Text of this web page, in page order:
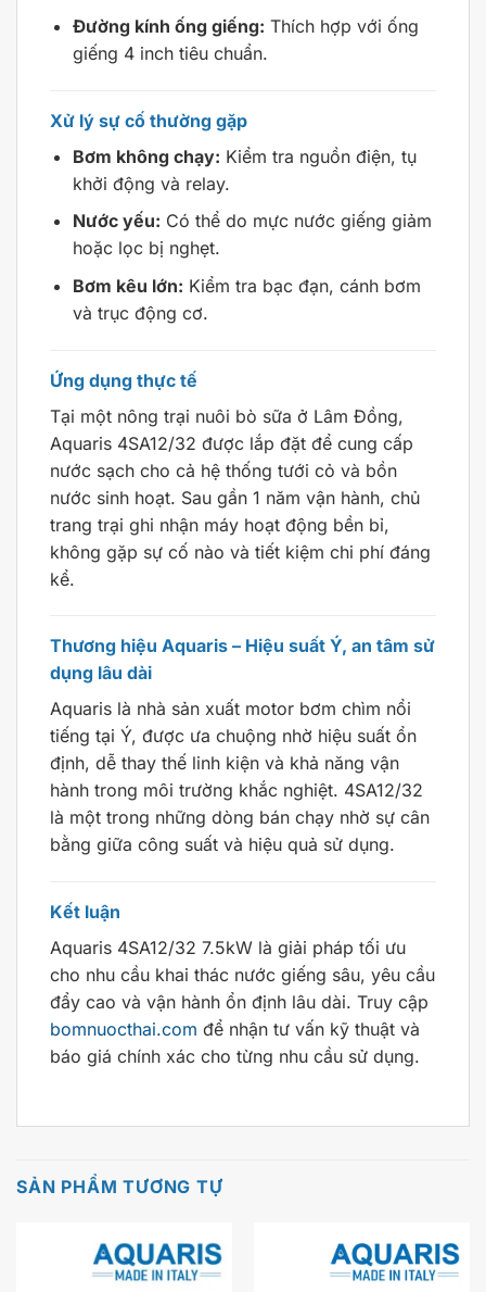
Đường kính ống giếng: Thích hợp với ống
giếng 4 inch tiêu chuẩn.
Xử lý sự cố thường gặp
Bơm không chạy: Kiểm tra nguồn điện, tụ
khởi động và relay.
Nước yếu: Có thể do mực nước giếng giảm
hoặc lọc bị nghẹt.
Bơm kêu lớn: Kiểm tra bạc đạn, cánh bơm
và trục động cơ.
Ứng dụng thực tế
Tại một nông trại nuôi bò sữa ở Lâm Đồng,
Aquaris 4SA12/32 được lắp đặt để cung cấp
nước sạch cho cả hệ thống tưới cỏ và bồn
nước sinh hoạt. Sau gần 1 năm vận hành, chủ
trang trại ghi nhận máy hoạt động bền bỉ,
không gặp sự cố nào và tiết kiệm chi phí đáng
kể.
Thương hiệu Aquaris – Hiệu suất Ý, an tâm sử
dụng lâu dài
Aquaris là nhà sản xuất motor bơm chìm nổi
tiếng tại Ý, được ưa chuộng nhờ hiệu suất ổn
định, dễ thay thế linh kiện và khả năng vận
hành trong môi trường khắc nghiệt. 4SA12/32
là một trong những dòng bán chạy nhờ sự cân
bằng giữa công suất và hiệu quả sử dụng.
Kết luận
Aquaris 4SA12/32 7.5kW là giải pháp tối ưu
cho nhu cầu khai thác nước giếng sâu, yêu cầu
đẩy cao và vận hành ổn định lâu dài. Truy cập
bomnuocthai.com để nhận tư vấn kỹ thuật và
báo giá chính xác cho từng nhu cầu sử dụng.
SẢN PHẨM TƯƠNG TỰ